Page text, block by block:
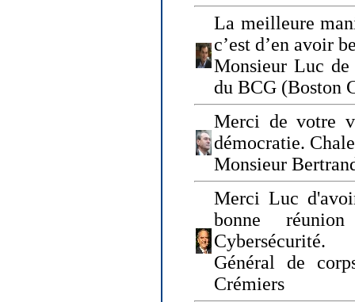
La meilleure
c’est d’en avoir
Monsieur Luc de
du BCG (Boston
Merci de votre
démocratie.
Monsieur
Merci Luc
bonne
Cybersécurité.
Général de
Crémiers